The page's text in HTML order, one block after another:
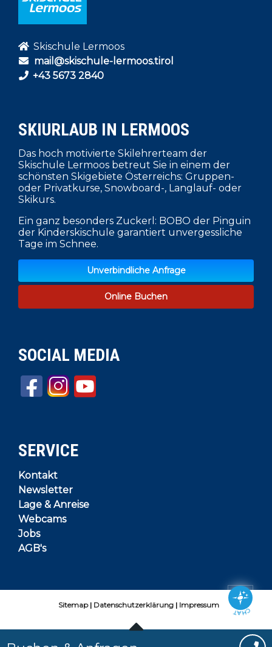
Skischule Lermoos
mail@skischule-lermoos.tirol
+43 5673 2840
SKIURLAUB IN LERMOOS
Das hoch motivierte Skilehrerteam der
Skischule Lermoos betreut Sie in einem der
schönsten Skigebiete Österreichs: Gruppen-
oder Privatkurse, Snowboard-, Langlauf- oder
Skikurs.
Ein ganz besonders Zuckerl: BOBO der Pinguin
der Kinderskischule garantiert unvergessliche
Tage im Schnee.
Unverbindliche Anfrage
Online Buchen
SOCIAL MEDIA
SERVICE
Kontakt
Newsletter
Lage & Anreise
Webcams
Jobs
AGB's
CHAT
Sitemap Datenschutzerklärung Impressum